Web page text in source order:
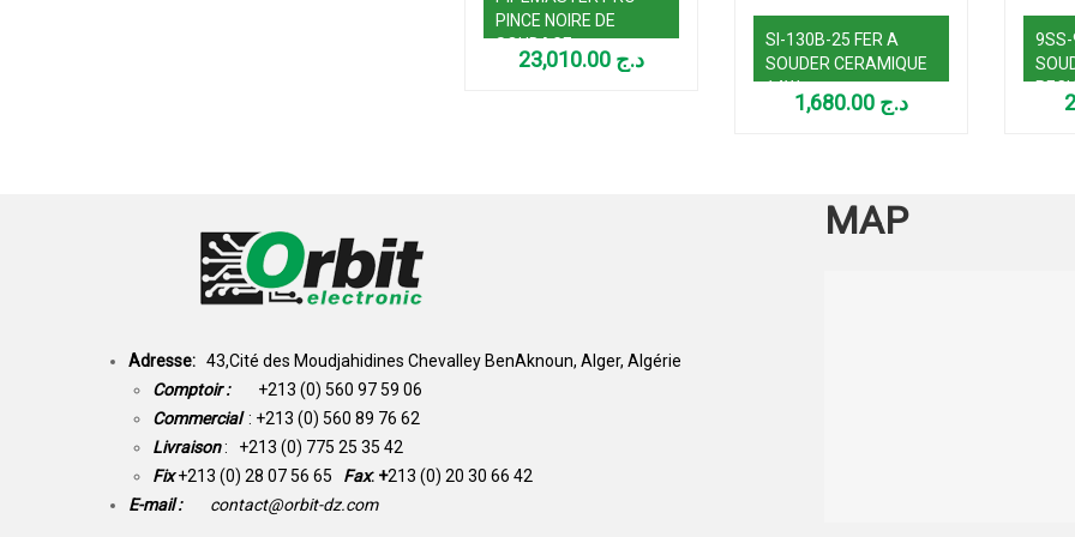
PINCE NOIRE DE
SOUDAGE
PROFESSIONNELLE
د.ج
SI-130B-25 FER A
SOUDER CERAMIQUE
14W
د.ج
989B
Adresse: 43,Cité des Moudjahidines Chevalley BenAknoun, Alger, Algérie
Comptoir : +213 (0) 560 97 59 06
Commercial : +213 (0) 560 89 76 62
Livraison: +213 (0) 775 25 35 42
Fix +213 (0) 28 07 56 65 Fax: +213 (0) 20 30 66 42
E-mail :
contact@orbit-dz.com
MAP